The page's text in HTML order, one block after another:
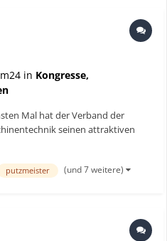
in Kongresse,
Mal hat der Verband der
seinen attraktiven
am 21. Februar 2018 auf dem
hochkarätigem Publikum. Die...
putzmeister (und 7 weitere)